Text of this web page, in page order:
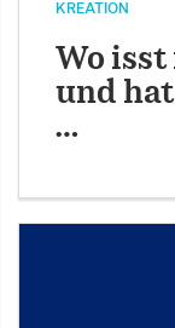
KREATION
Wo isst
und
…